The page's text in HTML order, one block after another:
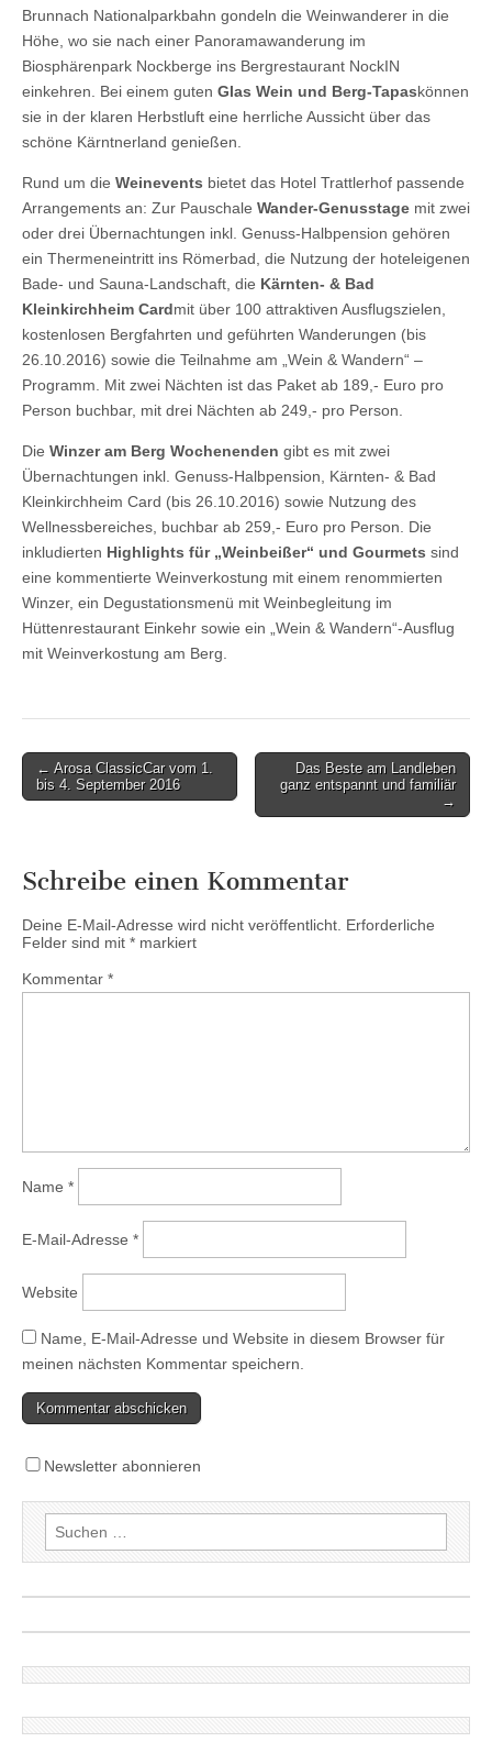
Brunnach Nationalparkbahn gondeln die Weinwanderer in die
Höhe, wo sie nach einer Panoramawanderung im
Biosphärenpark Nockberge ins Bergrestaurant NockIN
einkehren. Bei einem guten Glas Wein und Berg-Tapaskönnen
sie in der klaren Herbstluft eine herrliche Aussicht über das
schöne Kärntnerland genießen.
Rund um die Weinevents bietet das Hotel Trattlerhof passende
Arrangements an: Zur Pauschale Wander-Genusstage mit zwei
oder drei Übernachtungen inkl. Genuss-Halbpension gehören
ein Thermeneintritt ins Römerbad, die Nutzung der hoteleigenen
Bade- und Sauna-Landschaft, die Kärnten- & Bad
Kleinkirchheim Cardmit über 100 attraktiven Ausflugszielen,
kostenlosen Bergfahrten und geführten Wanderungen (bis
26.10.2016) sowie die Teilnahme am „Wein & Wandern“ –
Programm. Mit zwei Nächten ist das Paket ab 189,- Euro pro
Person buchbar, mit drei Nächten ab 249,- pro Person.
Die Winzer am Berg Wochenenden gibt es mit zwei
Übernachtungen inkl. Genuss-Halbpension, Kärnten- & Bad
Kleinkirchheim Card (bis 26.10.2016) sowie Nutzung des
Wellnessbereiches, buchbar ab 259,- Euro pro Person. Die
inkludierten Highlights für „Weinbeißer“ und Gourmets sind
eine kommentierte Weinverkostung mit einem renommierten
Winzer, ein Degustationsmenü mit Weinbegleitung im
Hüttenrestaurant Einkehr sowie ein „Wein & Wandern“-Ausflug
mit Weinverkostung am Berg.
Post
navigation
← Arosa ClassicCar vom 1.
bis 4. September 2016
Das Beste am Landleben
ganz entspannt und familiär
→
Schreibe einen Kommentar
Deine E-Mail-Adresse wird nicht veröffentlicht. Erforderliche
Felder sind mit * markiert
Kommentar *
Name *
E-Mail-Adresse *
Website
Name, E-Mail-Adresse und Website in diesem Browser für
meinen nächsten Kommentar speichern.
Newsletter abonnieren
Suchen
nach: